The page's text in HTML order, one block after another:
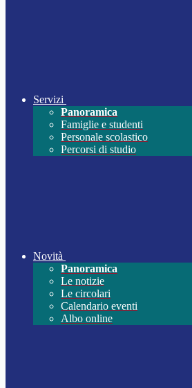
Servizi
Panoramica
Famiglie e studenti
Personale scolastico
Percorsi di studio
Novità
Panoramica
Le notizie
Le circolari
Calendario eventi
Albo online